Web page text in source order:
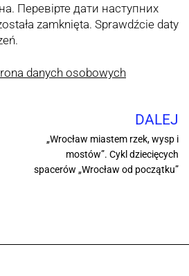
Перевірте дати наступних
zamknięta. Sprawdźcie daty
danych osobowych
DALEJ
„Wrocław miastem rzek, wysp i
mostów”. Cykl dziecięcych
spacerów „Wrocław od początku”